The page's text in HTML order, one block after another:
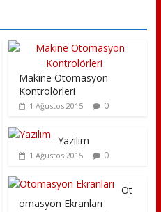
Makine Otomasyon
Kontrolörleri
1 Ağustos 2015 0
Yazılım
1 Ağustos 2015 0
Ot
omasyon Ekranları